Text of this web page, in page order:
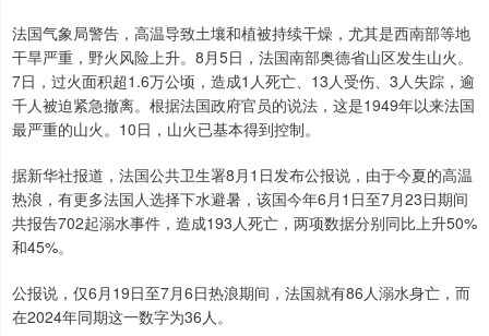
法国气象局警告，高温导致土壤和植被持续干燥，尤其是西南部等地
干旱严重，野火风险上升。8月5日，法国南部奥德省山区发生山火。
7日，过火面积超1.6万公顷，造成1人死亡、13人受伤、3人失踪，逾
千人被迫紧急撤离。根据法国政府官员的说法，这是1949年以来法国
最严重的山火。10日，山火已基本得到控制。
据新华社报道，法国公共卫生署8月1日发布公报说，由于今夏的高温
热浪，有更多法国人选择下水避暑，该国今年6月1日至7月23日期间
共报告702起溺水事件，造成193人死亡，两项数据分别同比上升50%
和45%。
公报说，仅6月19日至7月6日热浪期间，法国就有86人溺水身亡，而
在2024年同期这一数字为36人。